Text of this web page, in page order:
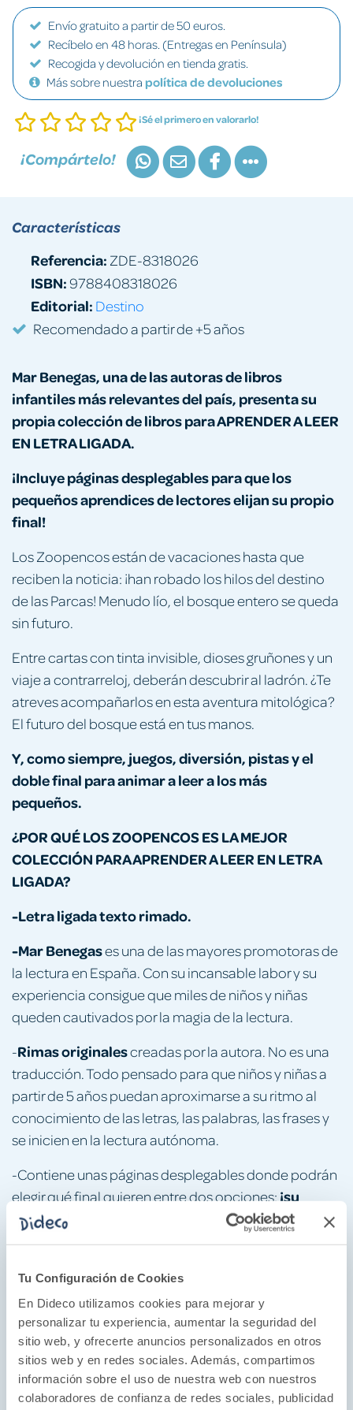
Tu Configuración de Cookies
En Dideco utilizamos cookies para mejorar y
personalizar tu experiencia, aumentar la seguridad del
sitio web, y ofrecerte anuncios personalizados en otros
sitios web y en redes sociales. Además, compartimos
información sobre el uso de nuestra web con nuestros
colaboradores de confianza de redes sociales, publicidad
Envío gratuito a partir de 50 euros.
Recíbelo en 48 horas. (Entregas en Península)
Recogida y devolución en tienda gratis.
Más sobre nuestra política de devoluciones
¡Sé el primero en valorarlo!
¡Compártelo!
Mar Benegas, una de las autoras de libros
infantiles más relevantes del país, presenta su
propia colección de libros para APRENDER A LEER
EN LETRA LIGADA.
¡Incluye páginas desplegables para que los
pequeños aprendices de lectores elijan su propio
final!
Los Zoopencos están de vacaciones hasta que
reciben la noticia: ¡han robado los hilos del destino
de las Parcas! Menudo lío, el bosque entero se queda
sin futuro.
Entre cartas con tinta invisible, dioses gruñones y un
viaje a contrarreloj, deberán descubrir al ladrón. ¿Te
atreves acompañarlos en esta aventura mitológica?
El futuro del bosque está en tus manos.
Y, como siempre, juegos, diversión, pistas y el
doble final para animar a leer a los más
pequeños.
¿POR QUÉ LOS ZOOPENCOS ES LA MEJOR
COLECCIÓN PARA APRENDER A LEER EN LETRA
LIGADA?
-Letra ligada texto rimado.
-Mar Benegases una de las mayores promotoras de
la lectura en España. Con su incansable labor y su
experiencia consigue que miles de niños y niñas
queden cautivados por la magia de la lectura.
-Rimas originalescreadas por la autora. No es una
traducción. Todo pensado para que niños y niñas a
partir de 5 años puedan aproximarse a su ritmo al
conocimiento de las letras, las palabras, las frases y
se inicien en la lectura autónoma.
-Contiene unas páginas desplegables donde podrán
elegir qué final quieren entre dos opciones: ¡su
primer ELIGE TU PROPIA AVENTURA!
murciélago, una hiena y un cerdo, tres animales muy
poco habituales en los libros infantiles, pero que
harán que niños y niñas se partan de risa con su
humor alocado y surrealista.
-Incluyedivertidas actividadesrelacionadas con
las letras, las palabras y la aventura que acaban de
Características
Referencia: ZDE-8318026
ISBN:9788408318026
Editorial: Destino
Recomendado a partir de +5 años